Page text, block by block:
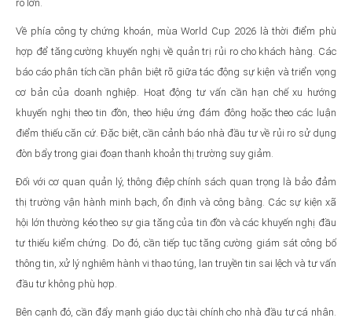
ro lớn.
Về phía công ty chứng khoán, mùa World Cup 2026 là thời điểm phù
hợp để tăng cường khuyến nghị về quản trị rủi ro cho khách hàng. Các
báo cáo phân tích cần phân biệt rõ giữa tác động sự kiện và triển vọng
cơ bản của doanh nghiệp. Hoạt động tư vấn cần hạn chế xu hướng
khuyến nghị theo tin đồn, theo hiệu ứng đám đông hoặc theo các luận
điểm thiếu căn cứ. Đặc biệt, cần cảnh báo nhà đầu tư về rủi ro sử dụng
đòn bẩy trong giai đoạn thanh khoản thị trường suy giảm.
Đối với cơ quan quản lý, thông điệp chính sách quan trọng là bảo đảm
thị trường vận hành minh bạch, ổn định và công bằng. Các sự kiện xã
hội lớn thường kéo theo sự gia tăng của tin đồn và các khuyến nghị đầu
tư thiếu kiểm chứng. Do đó, cần tiếp tục tăng cường giám sát công bố
thông tin, xử lý nghiêm hành vi thao túng, lan truyền tin sai lệch và tư vấn
đầu tư không phù hợp.
Bên cạnh đó, cần đẩy mạnh giáo dục tài chính cho nhà đầu tư cá nhân.